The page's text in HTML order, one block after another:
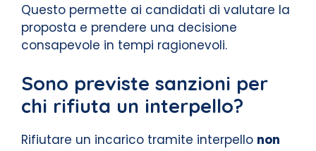
Questo permette ai candidati di valutare la
proposta e prendere una decisione
consapevole in tempi ragionevoli.
Sono previste sanzioni per
chi rifiuta un interpello?
Rifiutare un incarico tramite interpello non